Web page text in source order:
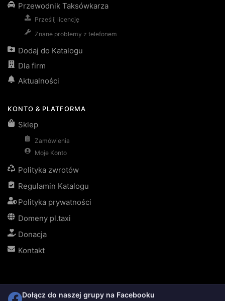
Przewodnik Taksówkarza
Prześlij licencję
Znane problemy z telefonem
Dodaj do Katalogu
Dla firm
Aktualności
KONTO & PLATFORMA
Sklep
Zamówienia
Moje Konto
Polityka zwrotów
Regulamin Katalogu
Polityka prywatności
Domeny pl.taxi
Donacja
Kontakt
Dołącz do naszej grupy na Facebooku